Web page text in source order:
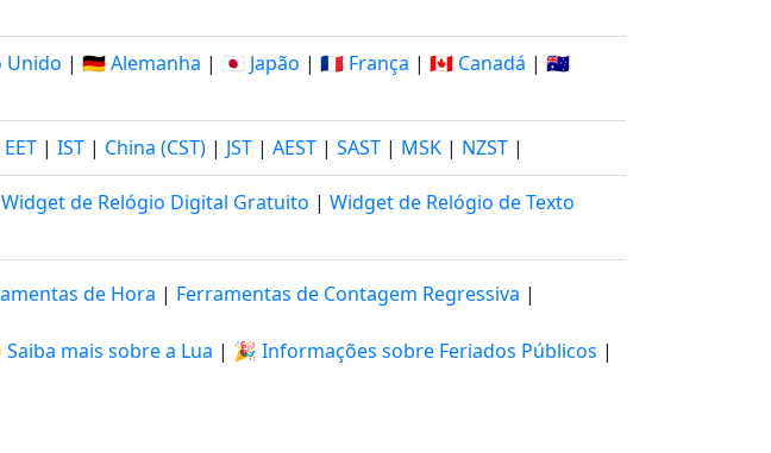
Unido | 🇩🇪 Alemanha | 🇯🇵 Japão | 🇫🇷 França | 🇨🇦 Canadá | 🇦🇺
EET | IST | China (CST) | JST | AEST | SAST | MSK | NZST |
Widget de Relógio Digital Gratuito | Widget de Relógio de Texto
de Hora | Ferramentas de Contagem Regressiva |
Saiba mais sobre a Lua | 🎉 Informações sobre Feriados Públicos |